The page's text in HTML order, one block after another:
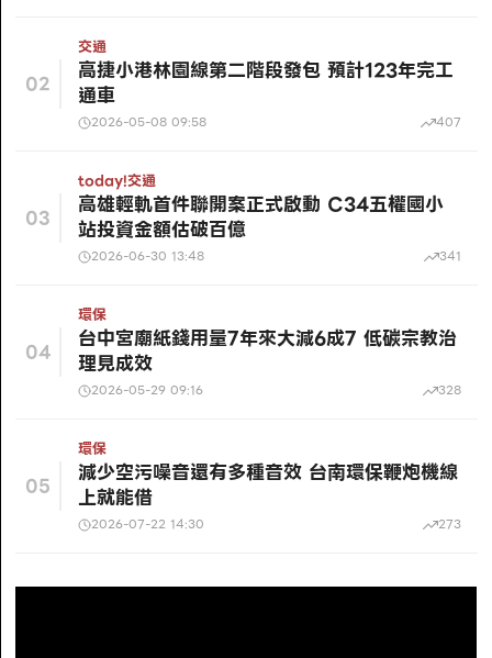
02
交通
高捷小港林園線第二階段發包 預計123年完工
通車
2026-05-08 09:58 407
03
today!交通
高雄輕軌首件聯開案正式啟動 C34五權國小
站投資金額估破百億
2026-06-30 13:48 341
04
環保
台中宮廟紙錢用量7年來大減6成7 低碳宗教治
理見成效
2026-05-29 09:16 328
05
環保
減少空污噪音還有多種音效 台南環保鞭炮機線
上就能借
2026-07-22 14:30 273